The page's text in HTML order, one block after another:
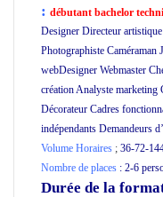
: débutant bachelor
Designer Directeur
Photographiste Caméraman
webDesigner Webmaster
création Analyste marketing
Décorateur Cadres
indépendants Demandeurs
Volume Horaires ; 36-72-
Nombre de places : 2-6
Durée de la